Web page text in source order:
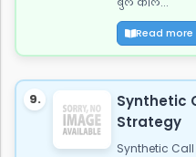
Read more
9.
Synthetic
Strategy
Synthetic